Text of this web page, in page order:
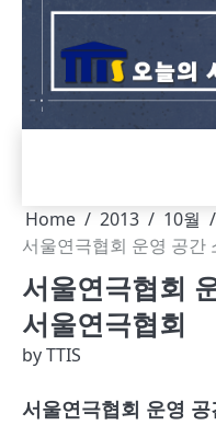
Skip
content
Home 2013
10월
서울연극협회 운영 공간
서울연극협회
서울연극협회
byTTIS
서울연극협회 운영 공